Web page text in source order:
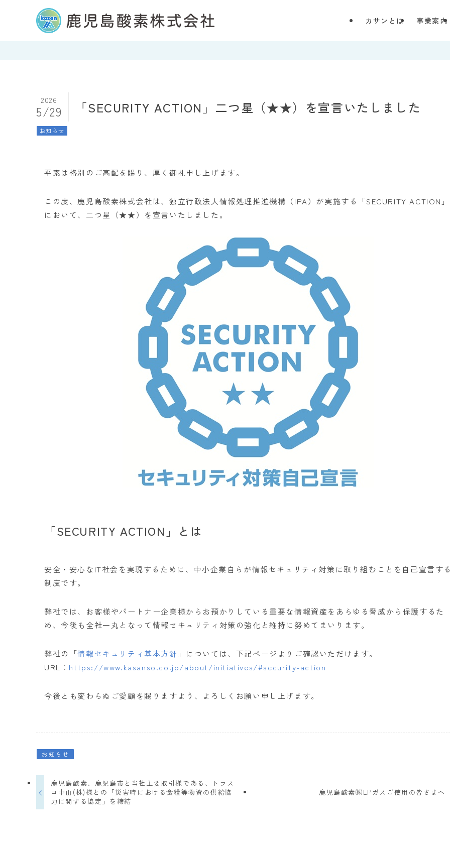
カサンとは 事業案内
「SECURITY ACTION」二つ星（★★）を宣言いたしました
2026
5/29
お知らせ
平素は格別のご高配を賜り、厚く御礼申し上げます。
この度、鹿児島酸素株式会社は、独立行政法人情報処理推進機構（IPA）が実施する「SECURITY ACTION」
において、二つ星（★★）を宣言いたしました。
「SECURITY ACTION」とは
安全・安心なIT社会を実現するために、中小企業自らが情報セキュリティ対策に取り組むことを自己宣言す
制度です。
弊社では、お客様やパートナー企業様からお預かりしている重要な情報資産をあらゆる脅威から保護するた
め、今後も全社一丸となって情報セキュリティ対策の強化と維持に努めてまいります。
弊社の「情報セキュリティ基本方針 」については、下記ページよりご確認いただけます。
URL： https://www.kasanso.co.jp/about/initiatives/#security-action
今後とも変わらぬご愛顧を賜りますよう、よろしくお願い申し上げます。
お知らせ
鹿児島酸素、鹿児島市と当社主要取引様である、トラス
コ中山(株)様との「災害時における食糧等物資の供給協
力に関する協定」を締結
鹿児島酸素㈱LPガスご使用の皆さまへ